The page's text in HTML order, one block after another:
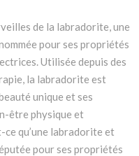
sur
votre
sommeil
et
votre
bien-
être
de la labradorite, une
pour ses propriétés
Utilisée depuis des
la labradorite est
unique et ses
être physique et
ce qu’une labradorite et
pour ses propriétés